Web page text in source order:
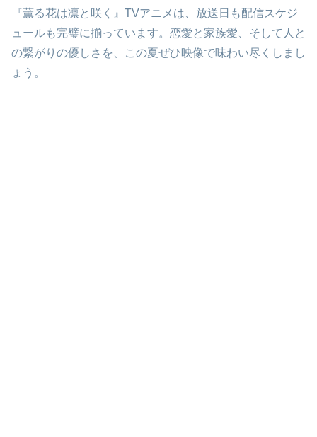
『薫る花は凛と咲く』TVアニメは、放送日も配信スケジ
ュールも完璧に揃っています。恋愛と家族愛、そして人と
の繋がりの優しさを、この夏ぜひ映像で味わい尽くしまし
ょう。